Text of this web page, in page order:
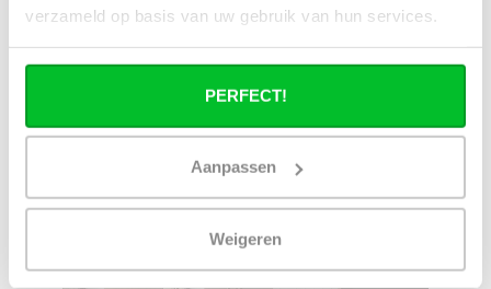
verzameld op basis van uw gebruik van hun services.
PERFECT!
Aanpassen
Weigeren